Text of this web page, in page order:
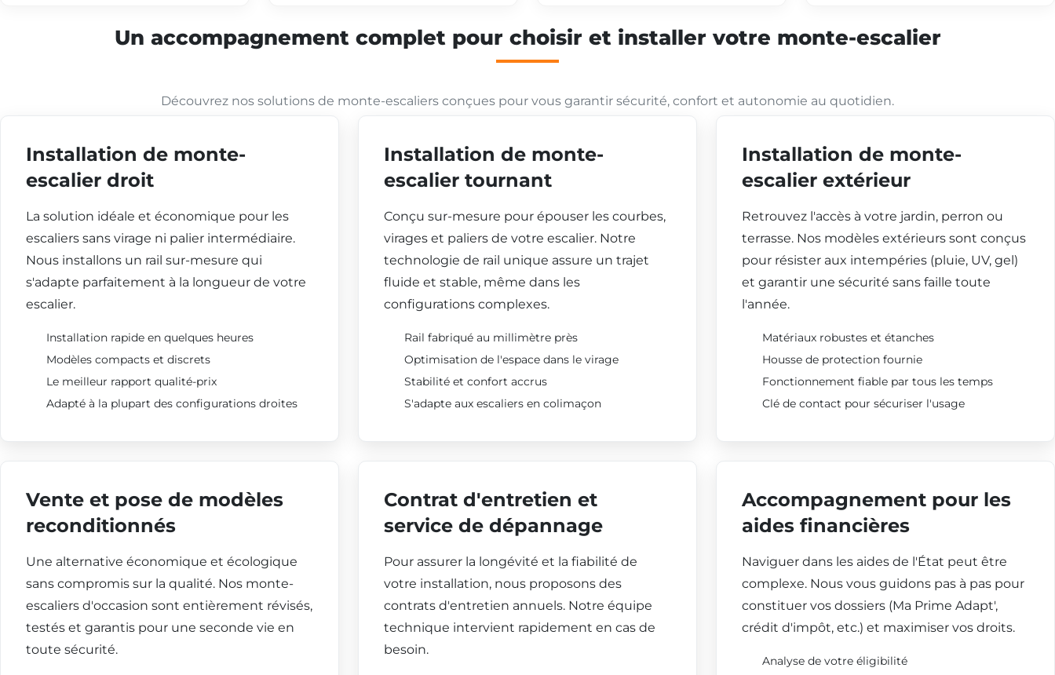
Un accompagnement complet pour choisir et installer votre monte-escalier
Découvrez nos solutions de monte-escaliers conçues pour vous garantir sécurité, confort et autonomie au quotidien.
Installation de monte-
escalier droit
La solution idéale et économique pour les
escaliers sans virage ni palier intermédiaire.
Nous installons un rail sur-mesure qui
s'adapte parfaitement à la longueur de votre
escalier.
Installation rapide en quelques heures
Modèles compacts et discrets
Le meilleur rapport qualité-prix
Adapté à la plupart des configurations droites
Installation de monte-
escalier tournant
Conçu sur-mesure pour épouser les courbes,
virages et paliers de votre escalier. Notre
technologie de rail unique assure un trajet
fluide et stable, même dans les
configurations complexes.
Rail fabriqué au millimètre près
Optimisation de l'espace dans le virage
Stabilité et confort accrus
S'adapte aux escaliers en colimaçon
Installation de monte-
escalier extérieur
Retrouvez l'accès à votre jardin, perron ou
terrasse. Nos modèles extérieurs sont conçus
pour résister aux intempéries (pluie, UV, gel)
et garantir une sécurité sans faille toute
l'année.
Matériaux robustes et étanches
Housse de protection fournie
Fonctionnement fiable par tous les temps
Clé de contact pour sécuriser l'usage
Vente et pose de modèles
reconditionnés
Une alternative économique et écologique
sans compromis sur la qualité. Nos monte-
escaliers d'occasion sont entièrement révisés,
testés et garantis pour une seconde vie en
toute sécurité.
Contrat d'entretien et
service de dépannage
Pour assurer la longévité et la fiabilité de
votre installation, nous proposons des
contrats d'entretien annuels. Notre équipe
technique intervient rapidement en cas de
besoin.
Accompagnement pour les
aides financières
Naviguer dans les aides de l'État peut être
complexe. Nous vous guidons pas à pas pour
constituer vos dossiers (Ma Prime Adapt',
crédit d'impôt, etc.) et maximiser vos droits.
Analyse de votre éligibilité